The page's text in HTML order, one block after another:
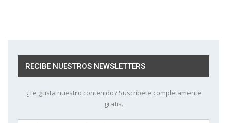
RECIBE NUESTROS NEWSLETTERS
¿Te gusta nuestro contenido? Suscríbete completamente
gratis.